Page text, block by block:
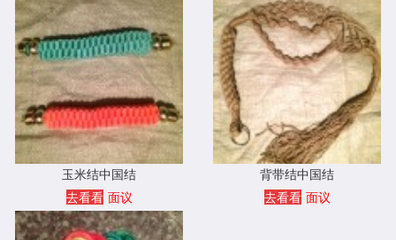
玉米结中国结
去看看 面议
背带结中国结
去看看 面议